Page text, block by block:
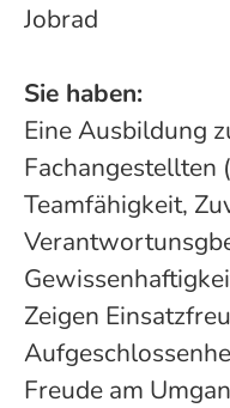
Jobrad
Sie haben:
Eine Ausbildung
Fachangestellten
Teamfähigkeit,
Zeigen
Freude am